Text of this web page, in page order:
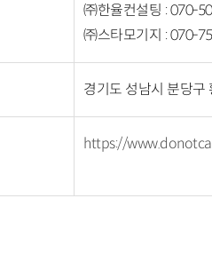
㈜한율컨설팅 : 070-
㈜스타모기지 : 070-
경기도 성남시 분당
https://